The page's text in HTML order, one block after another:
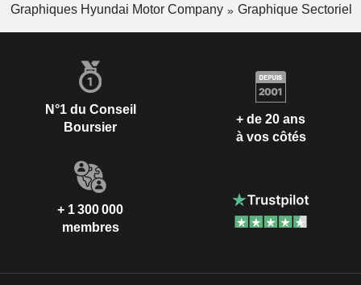
Graphiques Hyundai Motor Company
Graphique Sectoriel
N°1 du Conseil
Boursier
+ de 20 ans
à vos côtés
+ 1 300 000
membres